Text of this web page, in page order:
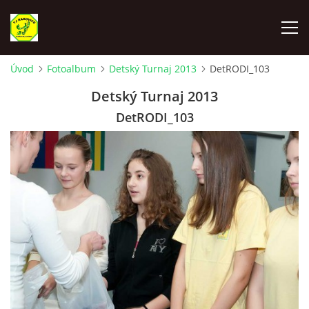
VYLOSOVANIE - SÚŤAŽNÝ ROČNÍK 2025-2026
TJ RAKOVICE "A"
TJ RAKOVICE "B"
TJ RAKOVICE ŽENY
TJ RAKOVICE DORAST
Úvod Fotoalbum Detský Turnaj 2013 DetRODI_103
Detský Turnaj 2013
DetRODI_103